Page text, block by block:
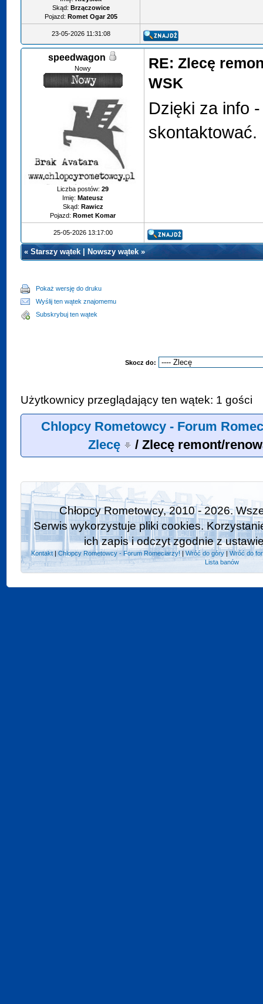
Skąd: Brzączowice
Pojazd: Romet Ogar 205
23-05-2026 11:31:08
speedwagon
Nowy
Liczba postów:29
Imię: Mateusz
Skąd: Rawicz
Pojazd: Romet Komar
RE: Zlecę
WSK
Dzięki za info
skontaktować.
25-05-2026 13:17:00
«Starszy wątek Nowszy wątek»
Pokaż wersję do druku
Wyślij ten wątek znajomemu
Subskrybuj ten wątek
Skocz do:
Użytkownicy przeglądający ten wątek: 1 gości
Chlopcy Rometowcy - Forum
Zlecę
/ Zlecę remont/
Chłopcy Rometowcy, 2010 - 2026.
Serwis wykorzystuje pliki cookies.
ich zapis i odczyt zgodnie z
Kontakt| Chlopcy Rometowcy - Forum Romeciarzy! |Wróć do góry| Wróć do
Lista banów